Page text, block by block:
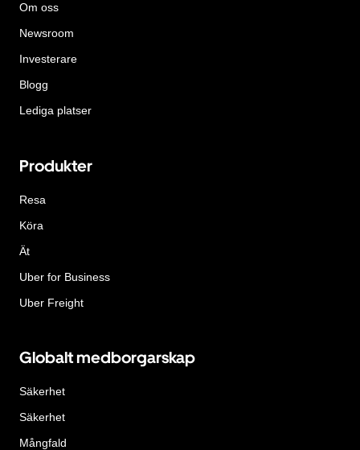
Om oss
Newsroom
Investerare
Blogg
Lediga platser
Produkter
Resa
Köra
Ät
Uber for Business
Uber Freight
Globalt medborgarskap
Säkerhet
Säkerhet
Mångfald